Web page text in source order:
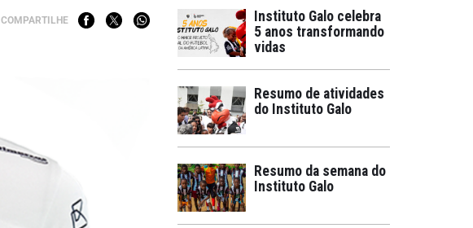
COMPARTILHE
Instituto Galo celebra
5 anos transformando
vidas
Resumo de atividades
do Instituto Galo
Resumo da semana do
Instituto Galo